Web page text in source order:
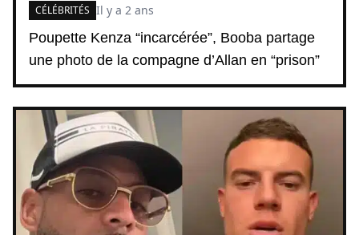
Poupette Kenza “incarcérée”, Booba partage
une photo de la compagne d’Allan en “prison”
CÉLÉBRITÉS Il y a 2 ans